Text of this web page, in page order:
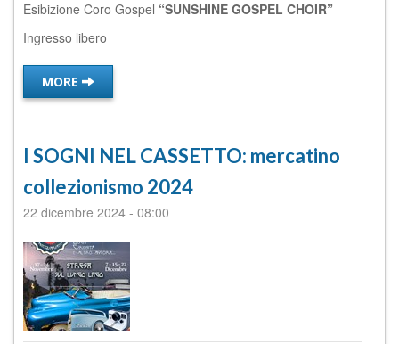
Esibizione Coro Gospel “SUNSHINE GOSPEL CHOIR”
Ingresso libero
MORE
I SOGNI NEL CASSETTO: mercatino
collezionismo 2024
22 dicembre 2024 - 08:00